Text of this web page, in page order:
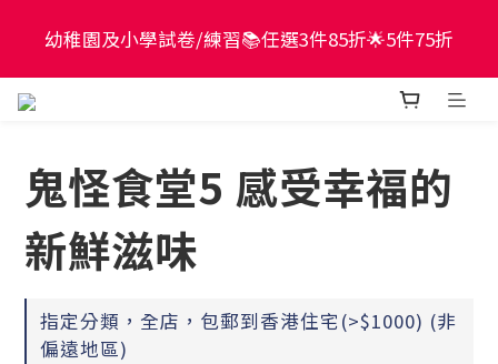
現貨童書正價全場65折！$449包郵香港智能櫃或澳門
自取點！最快2個工作天出貨
幼稚園及小學試卷/練習📚任選3件85折🌟5件75折
現貨童書正價全場65折！$449包郵香港智能櫃或澳門
鬼怪食堂5 感受幸福的
新鮮滋味
指定分類，全店，包郵到香港住宅(>$1000) (非
偏遠地區)